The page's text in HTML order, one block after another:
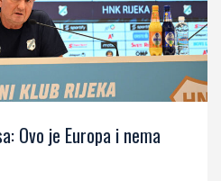
Ovo je Europa i nema